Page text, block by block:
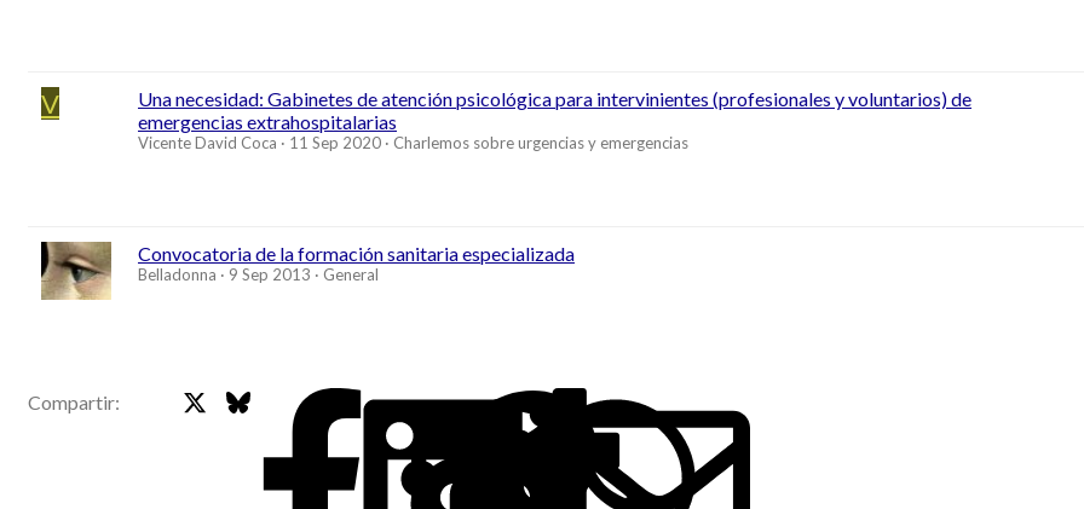
V
Una necesidad: Gabinetes de atención psicológica para intervinientes (profesionales y voluntarios) de
emergencias extrahospitalarias
Vicente David Coca 11 Sep 2020 Charlemos sobre urgencias y emergencias
Convocatoria de la formación sanitaria especializada
Belladonna 9 Sep 2013 General
Compartir: Facebook
Bluesky LinkedIn